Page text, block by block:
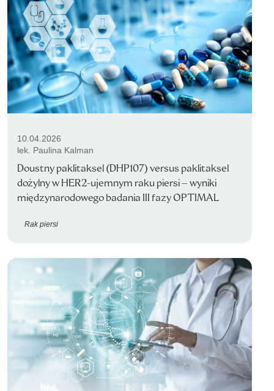
10.04.2026
lek. Paulina Kalman
Doustny paklitaksel (DHP107) versus paklitaksel
dożylny w HER2-ujemnym raku piersi – wyniki
międzynarodowego badania III fazy OPTIMAL
Rak piersi